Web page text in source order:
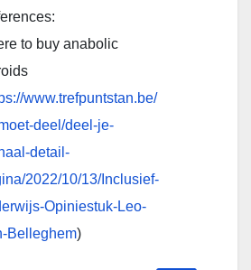
to buy anabolic
www.trefpuntstan.be/
deel/deel-je-
detail-
2022/10/13/Inclusief-
Opiniestuk-Leo-
Belleghem)